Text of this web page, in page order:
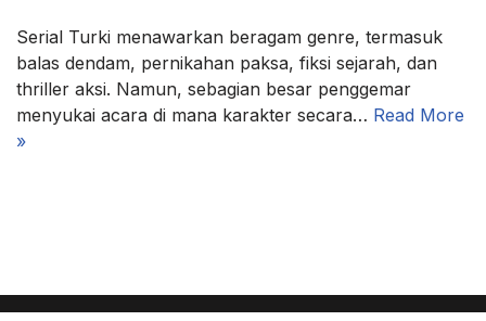
Serial Turki menawarkan beragam genre, termasuk
balas dendam, pernikahan paksa, fiksi sejarah, dan
thriller aksi. Namun, sebagian besar penggemar
menyukai acara di mana karakter secara… Read More
»